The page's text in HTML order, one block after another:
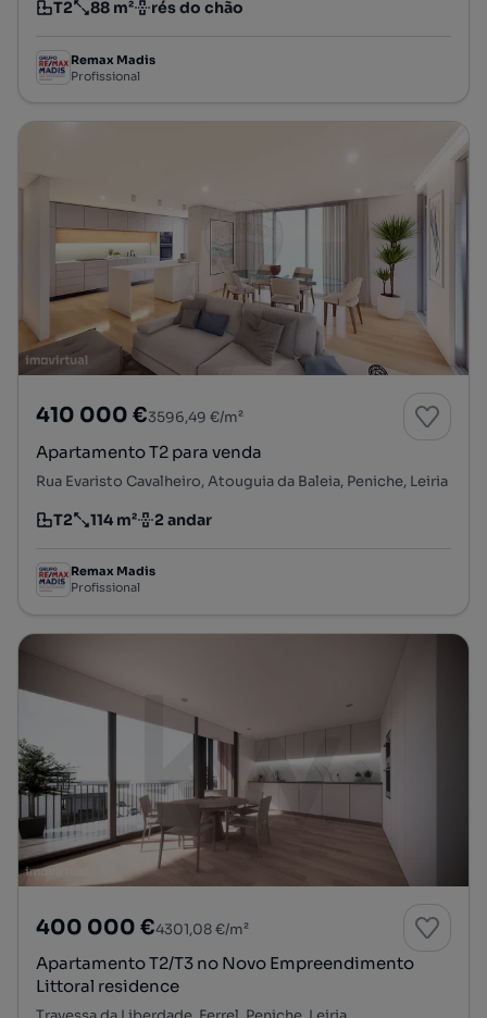
Tipologia
T2
Preço por metro quadrado
88 m²
Andar rés do chão
Remax Madis
Profissional
410 000 €3596,49 €/m²
Apartamento T2 para venda
Rua Evaristo Cavalheiro, Atouguia da Baleia, Peniche, Leiria
Tipologia
T2
Preço por metro quadrado
114 m²
Andar 2 andar
Remax Madis
Profissional
400 000 €4301,08 €/m²
Apartamento T2/T3 no Novo Empreendimento
Littoral residence